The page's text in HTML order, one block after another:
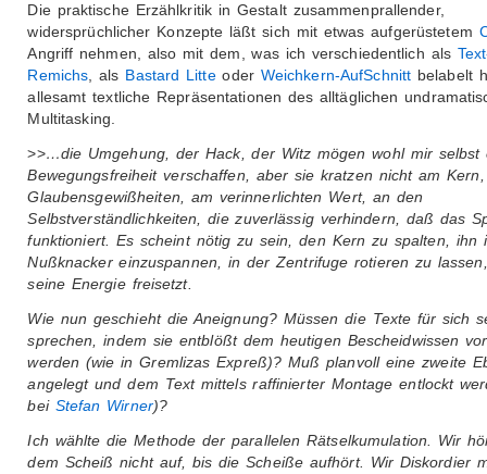
Die praktische Erzählkritik in Gestalt zusammenprallender,
widersprüchlicher Konzepte läßt sich mit etwas aufgerüstetem
Angriff nehmen, also mit dem, was ich verschiedentlich als
Remichs , als Bastard Litteoder Weichkern-AufSchnitt belabelt
allesamt textliche Repräsentationen des alltäglichen
Multitasking.
>>…die Umgehung, der Hack, der Witz mögen wohl mir selbst
Bewegungsfreiheit verschaffen, aber sie kratzen nicht am
Glaubensgewißheiten, am verinnerlichten Wert, an den
Selbstverständlichkeiten, die zuverlässig verhindern, daß das
funktioniert. Es scheint nötig zu sein, den Kern zu spalten, ihn
Nußknacker einzuspannen, in der Zentrifuge rotieren zu
seine Energie freisetzt.
Wie nun geschieht die Aneignung? Müssen die Texte für sich
sprechen, indem sie entblößt dem heutigen Bescheidwissen
werden (wie in Gremlizas Expreß)? Muß planvoll eine zweite
angelegt und dem Text mittels raffinierter Montage entlockt
bei Stefan Wirner)?
Ich wählte die Methode der parallelen Rätselkumulation. Wir
dem Scheiß nicht auf, bis die Scheiße aufhört. Wir Diskordier